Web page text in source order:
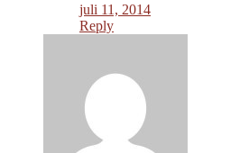
juli 11, 2014
Reply